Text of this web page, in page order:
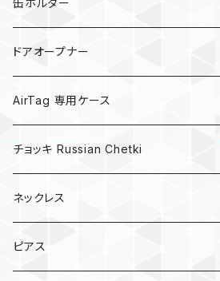
キノコ
缶ホルダー
ドアオープナー
AirTag 専用ケース
AirTagキーリング
チョッキ Russian Chetki
ネックレス
ピアス